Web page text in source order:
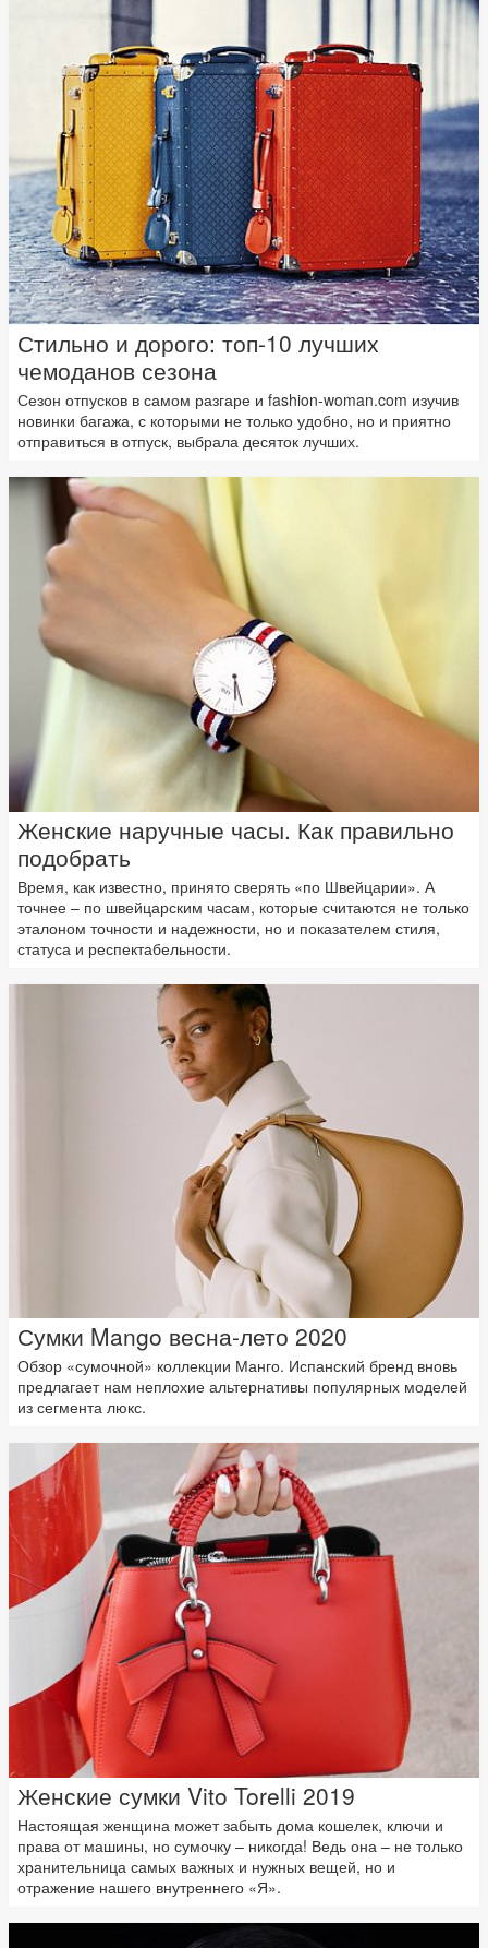
Стильно и дорого: топ-10 лучших
чемоданов сезона
Сезон отпусков в самом разгаре и fashion-woman.com изучив
новинки багажа, с которыми не только удобно, но и приятно
отправиться в отпуск, выбрала десяток лучших.
Женские наручные часы. Как правильно
подобрать
Время, как известно, принято сверять «по Швейцарии». А
точнее – по швейцарским часам, которые считаются не только
эталоном точности и надежности, но и показателем стиля,
статуса и респектабельности.
Сумки Mango весна-лето 2020
Обзор «сумочной» коллекции Манго. Испанский бренд вновь
предлагает нам неплохие альтернативы популярных моделей
из сегмента люкс.
Женские сумки Vito Torelli 2019
Настоящая женщина может забыть дома кошелек, ключи и
права от машины, но сумочку – никогда! Ведь она – не только
хранительница самых важных и нужных вещей, но и
отражение нашего внутреннего «Я».